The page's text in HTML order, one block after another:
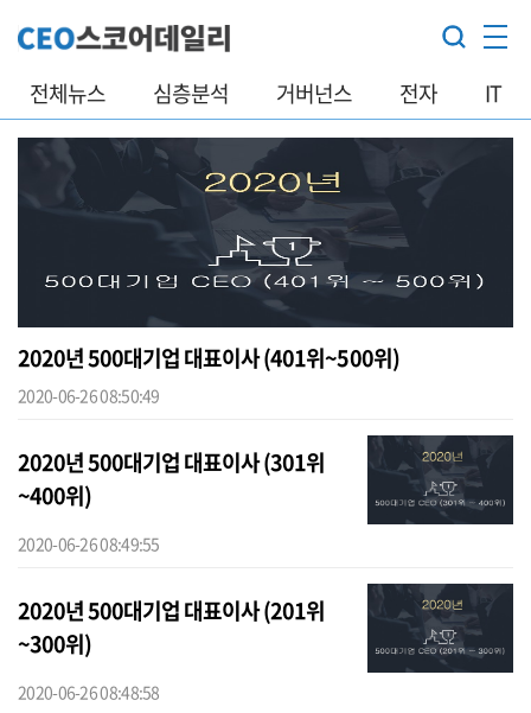
전체뉴스 심층분석 거버넌스 전자 IT
2020년 500대기업 대표이사 (401위~500위)
2020-06-26 08:50:49
2020년 500대기업 대표이사 (301위
~400위)
2020-06-26 08:49:55
2020년 500대기업 대표이사 (201위
~300위)
2020-06-26 08:48:58